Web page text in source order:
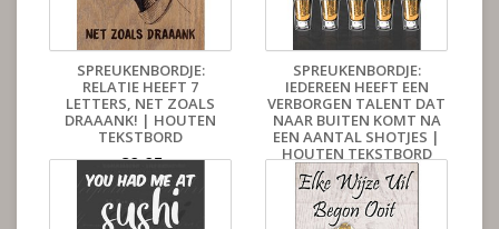
SPREUKENBORDJE:
RELATIE HEEFT 7
LETTERS, NET ZOALS
DRAAANK! | HOUTEN
TEKSTBORD
€9,95
SPREUKENBORDJE:
IEDEREEN HEEFT EEN
VERBORGEN TALENT DAT
NAAR BUITEN KOMT NA
EEN AANTAL SHOTJES |
HOUTEN TEKSTBORD
€9,95